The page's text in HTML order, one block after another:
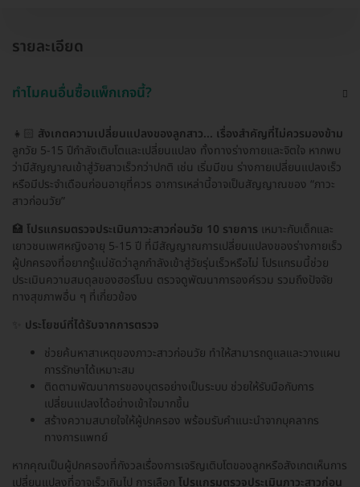
รายละเอียด
ทำไมคนอื่นซื้อแพ็กเกจนี้?
👧🏻 สังเกตความเปลี่ยนแปลงของลูกสาว... เรื่องสำคัญที่ไม่ควรมองข้าม
ลูกวัย 5-15 ปีกำลังเติบโตและเปลี่ยนแปลง ทั้งทางร่างกายและจิตใจ หากพบ
ว่ามีสัญญาณเข้าสู่วัยสาวเร็วกว่าปกติ เช่น เริ่มมีขน ร่างกายเปลี่ยนแปลงเร็ว
หรือมีประจำเดือนก่อนอายุที่ควร อาการเหล่านี้อาจเป็นสัญญาณของ “ภาวะ
สาวก่อนวัย”
🏥 โปรแกรมตรวจประเมินภาวะสาวก่อนวัย 10 รายการ เหมาะกับเด็กและ
เยาวชนเพศหญิงอายุ 5-15 ปี ที่มีสัญญาณการเปลี่ยนแปลงของร่างกายเร็ว
ผู้ปกครองที่อยากรู้แน่ชัดว่าลูกกำลังเข้าสู่วัยรุ่นเร็วหรือไม่ โปรแกรมนี้ช่วย
ประเมินความสมดุลของฮอร์โมน ตรวจดูพัฒนาการองค์รวม รวมถึงปัจจัย
ทางสุขภาพอื่น ๆ ที่เกี่ยวข้อง
ประโยชน์ที่ได้รับจากการตรวจ
ช่วยค้นหาสาเหตุของภาวะสาวก่อนวัย ทำให้สามารถดูแลและวางแผน
การรักษาได้เหมาะสม
ติดตามพัฒนาการของบุตรอย่างเป็นระบบ ช่วยให้รับมือกับการ
เปลี่ยนแปลงได้อย่างเข้าใจมากขึ้น
สร้างความสบายใจให้ผู้ปกครอง พร้อมรับคำแนะนำจากบุคลากร
ทางการแพทย์
หากคุณเป็นผู้ปกครองที่กังวลเรื่องการเจริญเติบโตของลูกหรือสังเกตเห็นการ
เปลี่ยนแปลงที่อาจเร็วเกินไป การเลือก โปรแกรมตรวจประเมินภาวะสาวก่อน